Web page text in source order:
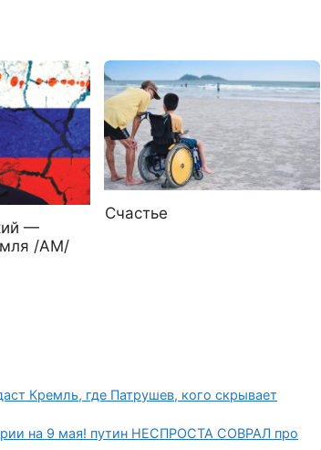
—
/АМ/
Счастье
Кремль, где Патрушев, кого скрывает
на 9 мая! путин НЕСПРОСТА СОВРАЛ про